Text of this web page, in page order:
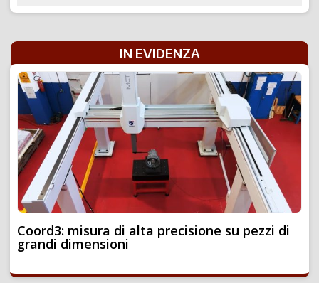
IN EVIDENZA
Coord3: misura di alta precisione su pezzi di
grandi dimensioni